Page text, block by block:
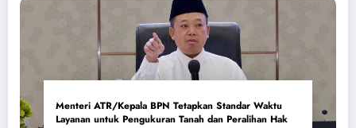
Menteri ATR/Kepala BPN Tetapkan Standar Waktu
Layanan untuk Pengukuran Tanah dan Peralihan Hak